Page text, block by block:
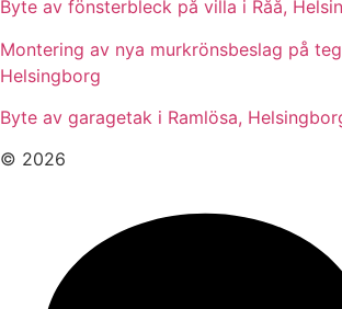
Byte av fönsterbleck på villa i Råå,
Montering av nya murkrönsbeslag på
Helsingborg
Byte av garagetak i Ramlösa,
© 2026